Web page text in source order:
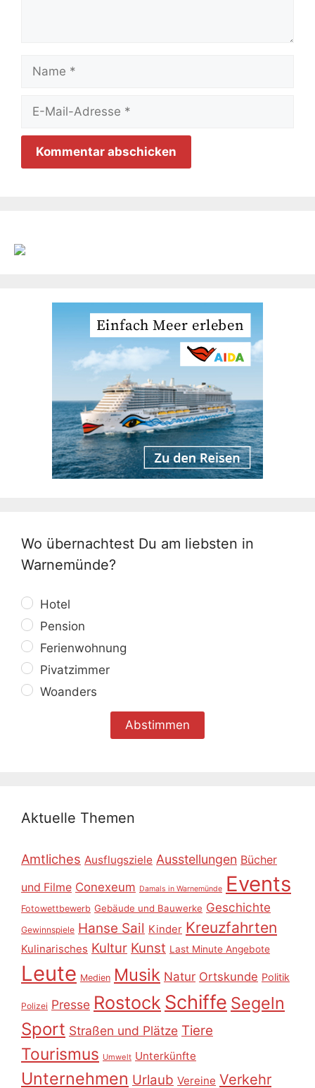
Name
Adresse
Wo übernachtest Du am liebsten in
Warnemünde?
Hotel
Pension
Ferienwohnung
Pivatzimmer
Woanders
Aktuelle Themen
Amtliches Ausflugsziele Ausstellungen Bücher
und Filme Conexeum Damals in Warnemünde Events
Fotowettbewerb Gebäude und Bauwerke Geschichte
Gewinnspiele Hanse Sail Kinder Kreuzfahrten
Kulinarisches Kultur Kunst Last Minute Angebote
Leute Medien Musik Natur Ortskunde Politik
Polizei Presse Rostock Schiffe Segeln
Sport Straßen und Plätze Tiere
Tourismus Umwelt Unterkünfte
Unternehmen Urlaub Vereine Verkehr